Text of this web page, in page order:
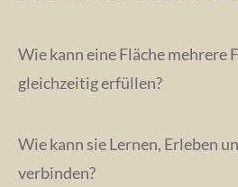
Wie kann eine Fläche mehrere
gleichzeitig erfüllen?
Wie kann sie Lernen, Erleben
verbinden?